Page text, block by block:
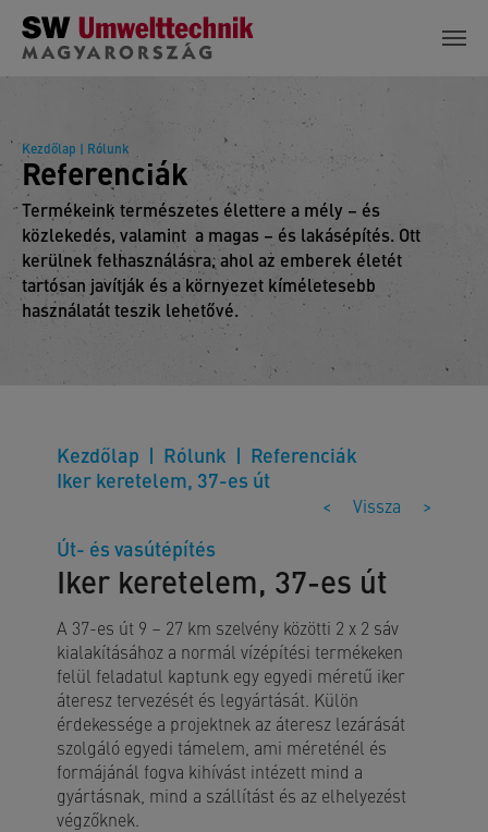
Skip to main content
Kezdőlap | Rólunk
Referenciák
Termékeink természetes élettere a mély – és
közlekedés, valamint a magas – és lakásépítés. Ott
kerülnek felhasználásra, ahol az emberek életét
tartósan javítják és a környezet kíméletesebb
használatát teszik lehetővé.
Kezdőlap Rólunk
Referenciák
Iker keretelem, 37-es út
< Vissza >
Út- és vasútépítés
Iker keretelem, 37-es út
A 37-es út 9 – 27 km szelvény közötti 2 x 2 sáv
kialakításához a normál vízépítési termékeken
felül feladatul kaptunk egy egyedi méretű iker
áteresz tervezését és legyártását. Külön
érdekessége a projektnek az áteresz lezárását
szolgáló egyedi támelem, ami méreténél és
formájánál fogva kihívást intézett mind a
gyártásnak, mind a szállítást és az elhelyezést
végzőknek.